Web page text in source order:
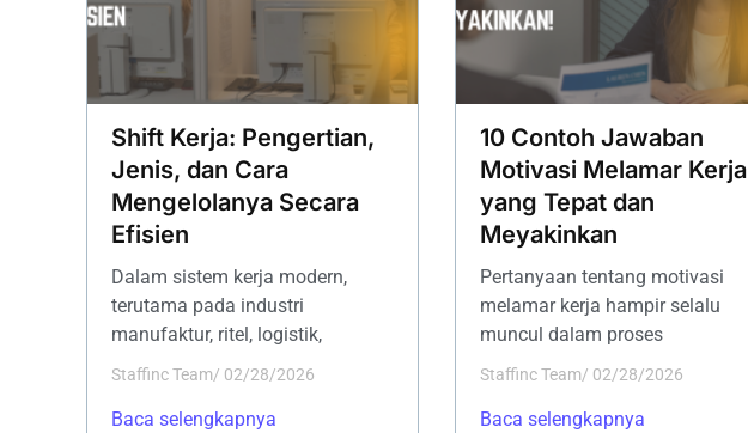
Shift Kerja: Pengertian,
Jenis, dan Cara
Mengelolanya Secara
Efisien
Dalam sistem kerja modern,
terutama pada industri
manufaktur, ritel, logistik,
Staffinc Team/ 02/28/2026
Baca selengkapnya
10 Contoh Jawaban
Motivasi Melamar Kerja
yang Tepat dan
Meyakinkan
Pertanyaan tentang motivasi
melamar kerja hampir selalu
muncul dalam proses
Staffinc Team/ 02/28/2026
Baca selengkapnya